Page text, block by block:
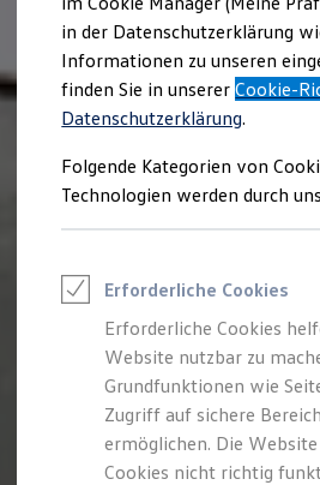
E-Auto-Förderung
Volkswagen Marktplatz
Die ENERGY
Junge Gebrauchtwagen
Volkswagen
Elektromobilität bei
Saisonangebote
Reifenpakete
Leasing
Leasing-Angebote
Elektroauto Leasing
Kleinwagen-Leasing
Leasing ohne
Finanzierung
Autokredit mit
Versicherungen und
Kfz-Versicherung
Garantien
in der Datenschutzerklärung
Informationen zu unseren
finden Sie in unsererCookie-
Datenschutzerklärung.
Folgende Kategorien von
Technologien werden durch
Erforderliche Cookies
Erforderliche Cookies
Website nutzbar zu
Grundfunktionen wie
Zugriff auf sichere
ermöglichen. Die
Cookies nicht richtig